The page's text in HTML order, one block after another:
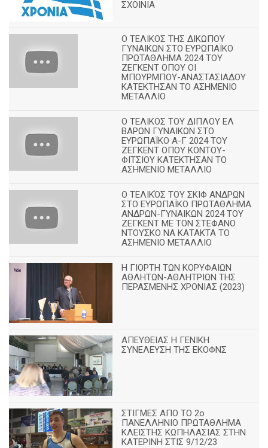
ΣΧΟΙΝΙΑ
Ο ΤΕΛΙΚΟΣ ΤΗΣ ΔΙΚΩΠΟΥ
ΓΥΝΑΙΚΩΝ ΣΤΟ ΕΥΡΩΠΑΪΚΟ
ΠΡΩΤΑΘΛΗΜΑ 2024 ΤΟΥ
ΖΕΓΚΕΝΤ ΟΠΟΥ ΟΙ
ΜΠΟΥΡΜΠΟΥ-ΑΝΑΣΤΑΣΙΑΔΟΥ
ΚΑΤΕΚΤΗΣΑΝ ΤΟ ΑΣΗΜΕΝΙΟ
ΜΕΤΑΛΛΙΟ
Ο ΤΕΛΙΚΟΣ ΤΟΥ ΔΙΠΛΟΥ ΕΛ
ΒΑΡΩΝ ΓΥΝΑΙΚΩΝ ΣΤΟ
ΕΥΡΩΠΑΪΚΟ Α-Γ 2024 ΤΟΥ
ΖΕΓΚΕΝΤ ΟΠΟΥ ΚΟΝΤΟΥ-
ΦΙΤΣΙΟΥ ΚΑΤΕΚΤΗΣΑΝ ΤΟ
ΑΣΗΜΕΝΙΟ ΜΕΤΑΛΛΙΟ
Ο ΤΕΛΙΚΌΣ ΤΟΥ ΣΚΙΦ ΑΝΔΡΩΝ
ΣΤΟ ΕΥΡΩΠΑΪΚΟ ΠΡΩΤΑΘΛΗΜΑ
ΑΝΔΡΩΝ-ΓΥΝΑΙΚΩΝ 2024 ΤΟΥ
ΖΕΓΚΕΝΤ ΜΕ ΤΟΝ ΣΤΕΦΑΝΟ
ΝΤΟΥΣΚΟ ΝΑ ΚΑΤΑΚΤΑ ΤΟ
ΑΣΗΜΕΝΙΟ ΜΕΤΑΛΛΙΟ
Η ΓΙΟΡΤΗ ΤΩΝ ΚΟΡΥΦΑΙΩΝ
ΑΘΛΗΤΩΝ-ΑΘΛΗΤΡΙΩΝ ΤΗΣ
ΠΕΡΑΣΜΕΝΗΣ ΧΡΟΝΙΑΣ (2023)
ΑΠΕΥΘΕΙΑΣ Η ΓΕΝΙΚΗ
ΣΥΝΕΛΕΥΣΗ ΤΗΣ ΕΚΟΦΝΣ
ΣΤΙΓΜΕΣ ΑΠΟ ΤΟ 2ο
ΠΑΝΕΛΛΗΝΙΟ ΠΡΩΤΑΘΛΗΜΑ
ΚΛΕΙΣΤΗΣ ΚΩΠΗΛΑΣΙΑΣ ΣΤΗΝ
ΚΑΤΕΡΙΝΗ ΣΤΙΣ 9/12/23